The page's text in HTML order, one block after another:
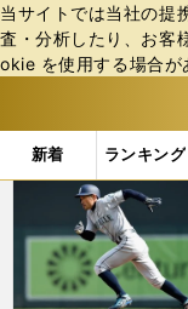
当サイトでは当社の提
査・分析したり、お客
okie を使⽤する場合が
新着 ランキング
b
ス
テ
ー
「#ビモロス